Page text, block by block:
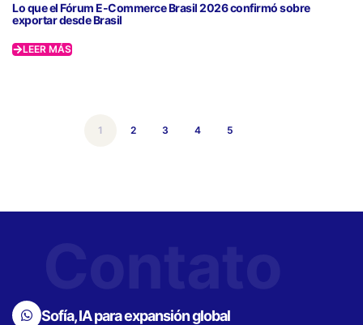
Lo que el Fórum E-Commerce Brasil 2026 confirmó sobre
exportar desde Brasil
LEER MÁS
1 2 3 4 5
Sofía, IA para expansión global